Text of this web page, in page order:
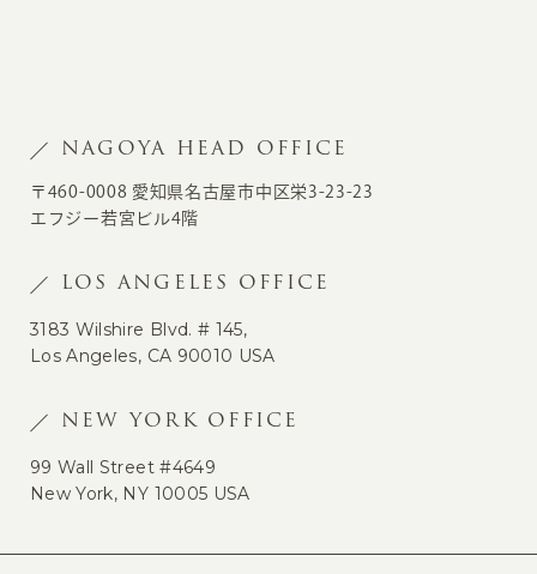
NAGOYA HEAD OFFICE
〒460-0008 愛知県名古屋市中区栄3-23-23
エフジー若宮ビル4階
LOS ANGELES OFFICE
3183 Wilshire Blvd. # 145,
Los Angeles, CA 90010 USA
NEW YORK OFFICE
99 Wall Street #4649
New York, NY 10005 USA